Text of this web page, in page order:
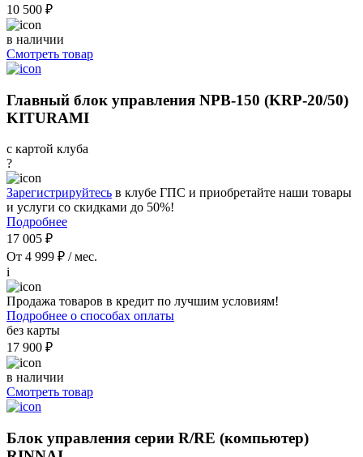
10 500 ₽
в наличии
Смотреть товар
Главный блок управления NPB-150 (KRP-20/50)
KITURAMI
с картой клуба
?
Зарегистрируйтесь в клубе ГПС и приобретайте наши товары
и услуги со скидками до 50%!
Подробнее
17 005 ₽
От 4 999 ₽ / мес.
i
Продажа товаров в кредит по лучшим условиям!
Подробнее о способах оплаты
без карты
17 900 ₽
в наличии
Смотреть товар
Блок управления серии R/RE (компьютер)